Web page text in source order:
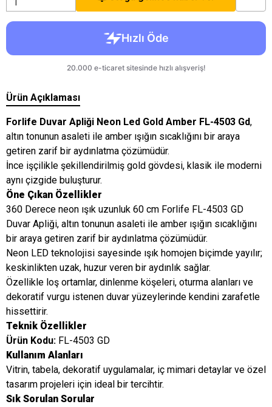
Ürün Açıklaması
Forlife Duvar Apliği Neon Led Gold Amber FL-4503 Gd,
altın tonunun asaleti ile amber ışığın sıcaklığını bir araya
getiren zarif bir aydınlatma çözümüdür.
İnce işçilikle şekillendirilmiş gold gövdesi, klasik ile moderni
aynı çizgide buluşturur.
Öne Çıkan Özellikler
360 Derece neon ışık uzunluk 60 cm Forlife FL-4503 GD
Duvar Apliği, altın tonunun asaleti ile amber ışığın sıcaklığını
bir araya getiren zarif bir aydınlatma çözümüdür.
Neon LED teknolojisi sayesinde ışık homojen biçimde yayılır;
keskinlikten uzak, huzur veren bir aydınlık sağlar.
Özellikle loş ortamlar, dinlenme köşeleri, oturma alanları ve
dekoratif vurgu istenen duvar yüzeylerinde kendini zarafetle
hissettirir.
Teknik Özellikler
Ürün Kodu: FL-4503 GD
Kullanım Alanları
Vitrin, tabela, dekoratif uygulamalar, iç mimari detaylar ve özel
tasarım projeleri için ideal bir tercihtir.
Sık Sorulan Sorular